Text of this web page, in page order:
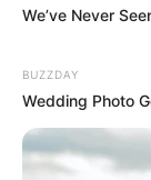
We’ve Never
BUZZDAY
Wedding Photo